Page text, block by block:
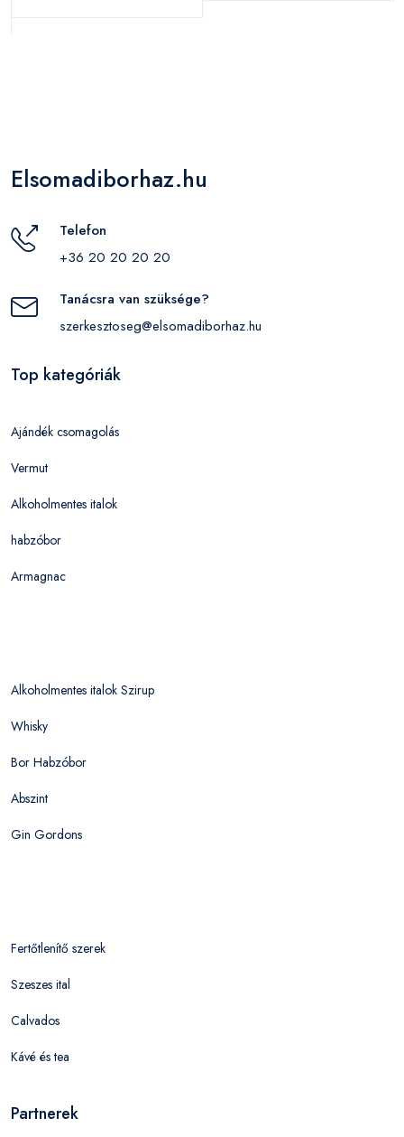
Elsomadiborhaz.hu
Telefon
+36 20 20 20 20
Tanácsra van szüksége?
szerkesztoseg@elsomadiborhaz.hu
Top kategóriák
Ajándék csomagolás
Vermut
Alkoholmentes italok
habzóbor
Armagnac
Alkoholmentes italok Szirup
Whisky
Bor Habzóbor
Abszint
Gin Gordons
Fertőtlenítő szerek
Szeszes ital
Calvados
Kávé és tea
Partnerek